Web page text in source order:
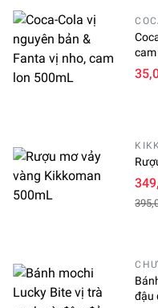
đậu